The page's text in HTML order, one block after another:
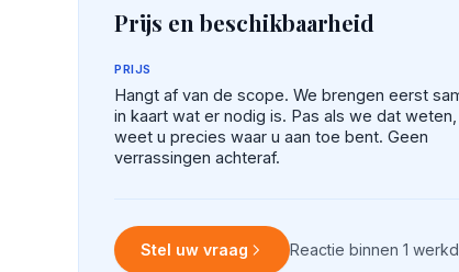
Prijs en beschikbaarheid
PRIJS
Hangt af van de scope. We brengen eerst
in kaart wat er nodig is. Pas als we dat weten,
weet u precies waar u aan toe bent. Geen
verrassingen achteraf.
Stel uw vraag Reactie binnen 1